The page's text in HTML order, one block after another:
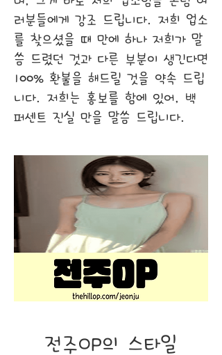
러분들에게 강조 드립니다. 저희 업소
를 찾으셨을 때 만에 하나 저희가 말
씀 드렸던 것과 다른 부분이 생긴다면
100% 환불을 해드릴 것을 약속 드립
니다. 저희는 홍보를 함에 있어, 백
퍼센트 진실 만을 말씀 드립니다.
전주OP의 스타일